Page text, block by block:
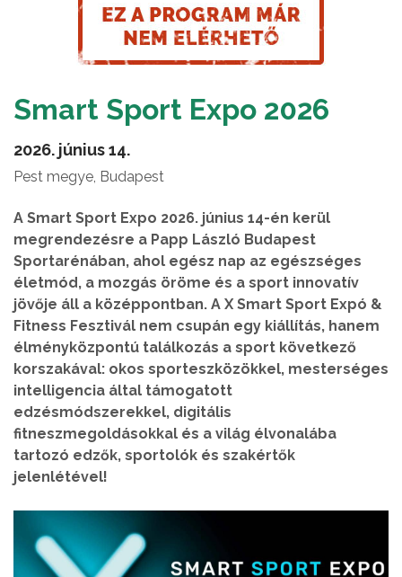
Smart Sport Expo 2026
2026. június 14.
Pest megye, Budapest
A Smart Sport Expo 2026. június 14-én kerül
megrendezésre a Papp László Budapest
Sportarénában, ahol egész nap az egészséges
életmód, a mozgás öröme és a sport innovatív
jövője áll a középpontban. A X Smart Sport Expó &
Fitness Fesztivál nem csupán egy kiállítás, hanem
élményközpontú találkozás a sport következő
korszakával: okos sporteszközökkel, mesterséges
intelligencia által támogatott
edzésmódszerekkel, digitális
fitneszmegoldásokkal és a világ élvonalába
tartozó edzők, sportolók és szakértők
jelenlétével!